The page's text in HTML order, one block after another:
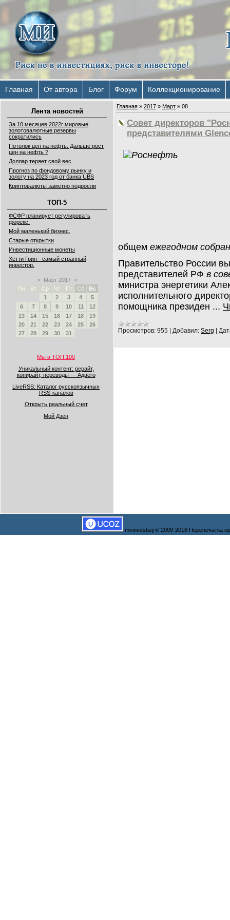
Главная От автора Блог Форум Коллекционирование
Лента новостей
За 10 месяцев 2022г мировые
золотовалютные резервы
сократились
Потолок цен на нефть. Дальше рост
цен на нефть ?
Доллар теряет свой вес
Прогноз по фондовому рынку и
золоту на 2023 год от банка UBS
Криптовалюты заметно подросли
ТОП-5
ФСФР планирует регулировать
форекс.
Мой маленький бизнес.
Старые открытки
Инвестиционные монеты
Хетти Грин - самый странный
инвестор.
« Март 2017 »
Пн
Вт Ср Чт Пт Сб
Вс
1
2 3 4
5
6
7 8 9 10 11
12
13
14 15 16 17 18
19
20
21 22 23 24 25
26
27
28 29 30 31
Мы в ТОП 100
Уникальный контент: рерайт,
копирайт, переводы — Адвего
LiveRSS: Каталог русскоязычных
RSS-каналов
Открыть реальный счет
Мой Дзен
Главная » 2017 » Март » 08
Совет директоров
представителями
общем ежегодном
Правительство России
представителей РФ в
министра энергетики
исполнительного
помощника президен ...
Просмотров: 955 | Добавил: Serg |
mirinvestizij © 2009-2016 Перепечатка